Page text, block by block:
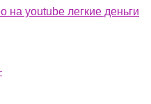
на youtube легкие деньги